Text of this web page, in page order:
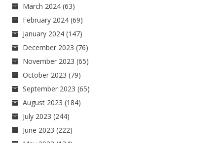
March 2024 (63)
February 2024 (69)
January 2024 (147)
December 2023 (76)
November 2023 (65)
October 2023 (79)
September 2023 (65)
August 2023 (184)
July 2023 (244)
June 2023 (222)